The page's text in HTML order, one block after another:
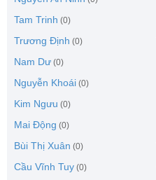
Tam Trinh (0)
Trương Định (0)
Nam Dư (0)
Nguyễn Khoái (0)
Kim Ngưu (0)
Mai Động (0)
Bùi Thị Xuân (0)
Cầu Vĩnh Tuy (0)